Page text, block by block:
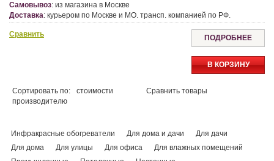
Самовывоз: из магазина в Москве
Доставка: курьером по Москве и МО. трансп. компанией по РФ.
Сравнить ПОДРОБНЕЕ
В КОРЗИНУ
Сортировать по:
стоимости
производителю
Сравнить товары
Инфракрасные обогреватели Для дома и дачи
Для дачи
Для дома
Для улицы Для офиса
Для влажных помещений